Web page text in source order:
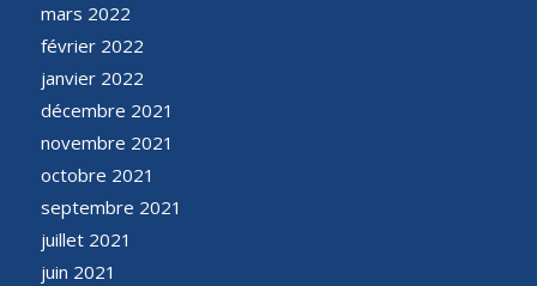
mars 2022
février 2022
janvier 2022
décembre 2021
novembre 2021
octobre 2021
septembre 2021
juillet 2021
juin 2021